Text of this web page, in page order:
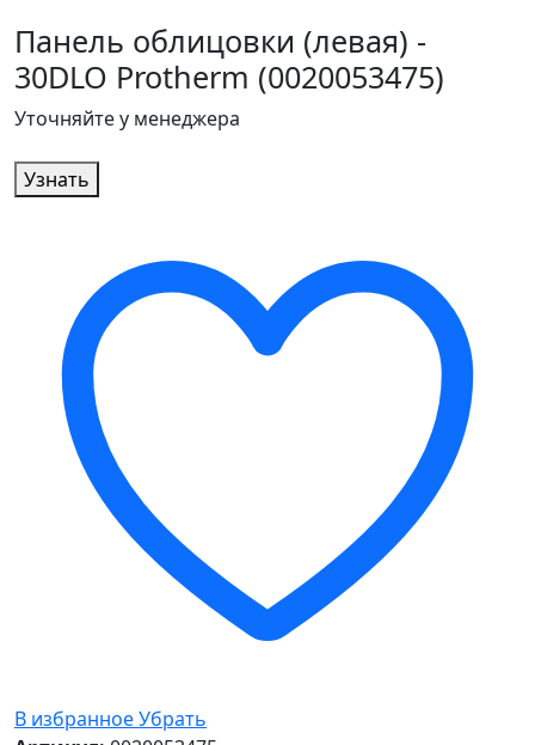
Панель облицовки (левая) -
30DLO Protherm (0020053475)
Уточняйте у менеджера
Узнать
В избранноеУбрать